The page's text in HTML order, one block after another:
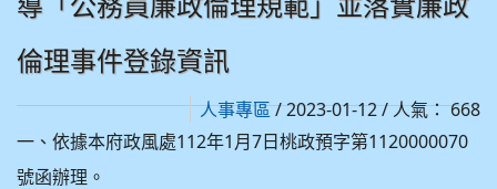
倫理事件登錄資訊
人事專區/ 2023-01-12 / 人氣： 668
一、依據本府政風處112年1月7日桃政預字第1120000070
號函辦理。